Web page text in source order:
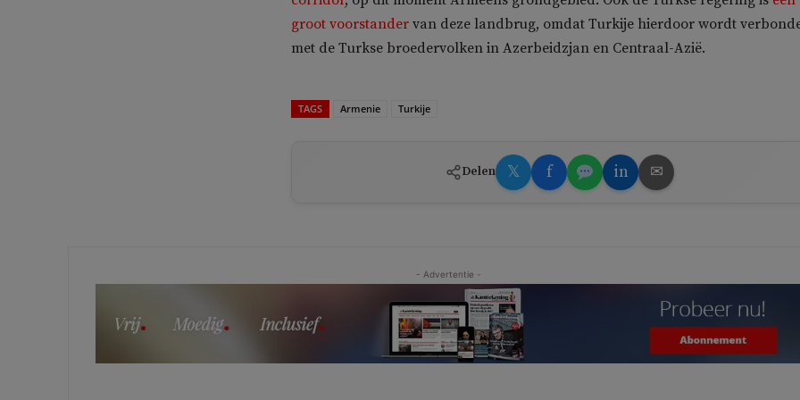
groot voorstander van deze landbrug, omdat Turkije hierdoor wordt
met de Turkse broedervolken in Azerbeidzjan en Centraal-Azië.
TAGS Armenie Turkije
Delen 𝕏 f in ✉
- Advertentie -